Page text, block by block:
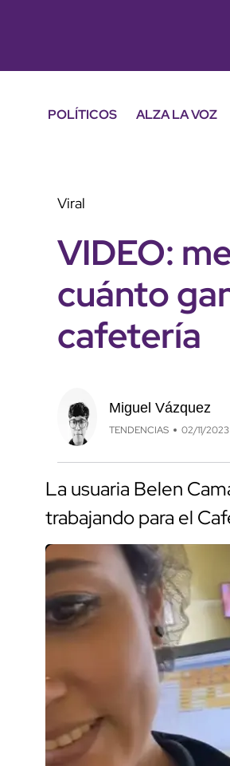
POLÍTICOS ALZA LA VOZ
Viral
VIDEO:
cuánto
cafetería
Miguel Vázquez
TENDENCIAS 02/11/2023
La usuaria Belen
trabajando para el